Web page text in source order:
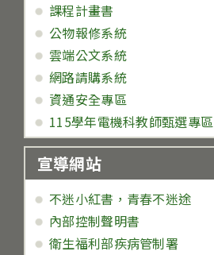
課程計畫書
公物報修系統
雲端公文系統
網路請購系統
資通安全專區
115學年電機科教師甄選專區
宣導網站
不迷小紅書，青春不迷途
內部控制聲明書
衛生福利部疾病管制署